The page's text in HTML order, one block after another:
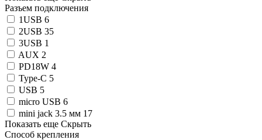
Разъем подключения
1USB 6
2USB 35
3USB 1
AUX 2
PD18W 4
Type-C 5
USB 5
micro USB 6
mini jack 3.5 мм 17
Показать еще Скрыть
Способ крепления